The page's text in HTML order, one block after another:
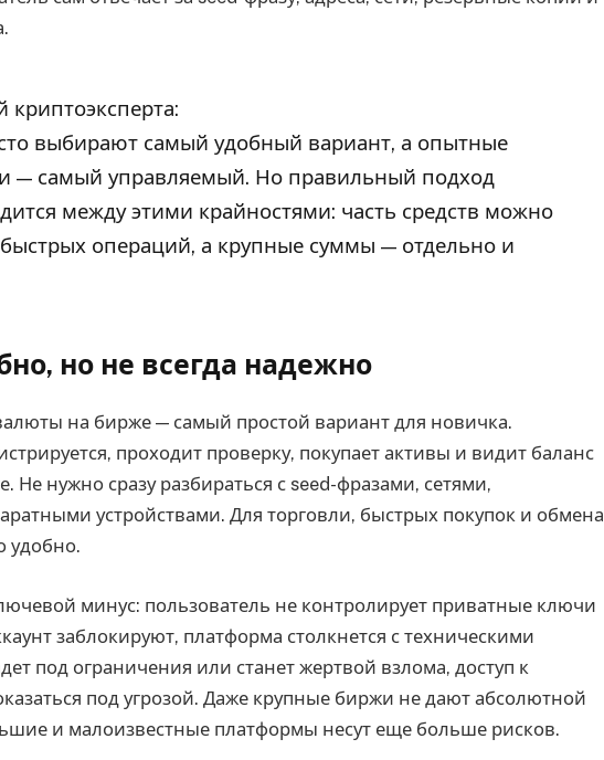
выбирают самый удобный вариант, а опытные
— самый управляемый. Но правильный подход
между этими крайностями: часть средств можно
операций, а крупные суммы — отдельно и
но не всегда надежно
на бирже — самый простой вариант для новичка.
проходит проверку, покупает активы и видит баланс
Не нужно сразу разбираться с seed-фразами, сетями,
устройствами. Для торговли, быстрых покупок и обмена
удобно.
минус: пользователь не контролирует приватные ключи
заблокируют, платформа столкнется с техническими
под ограничения или станет жертвой взлома, доступ к
под угрозой. Даже крупные биржи не дают абсолютной
и малоизвестные платформы несут еще больше рисков.